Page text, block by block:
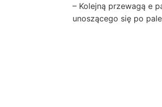
– Kolejną przewagą e
unoszącego się po